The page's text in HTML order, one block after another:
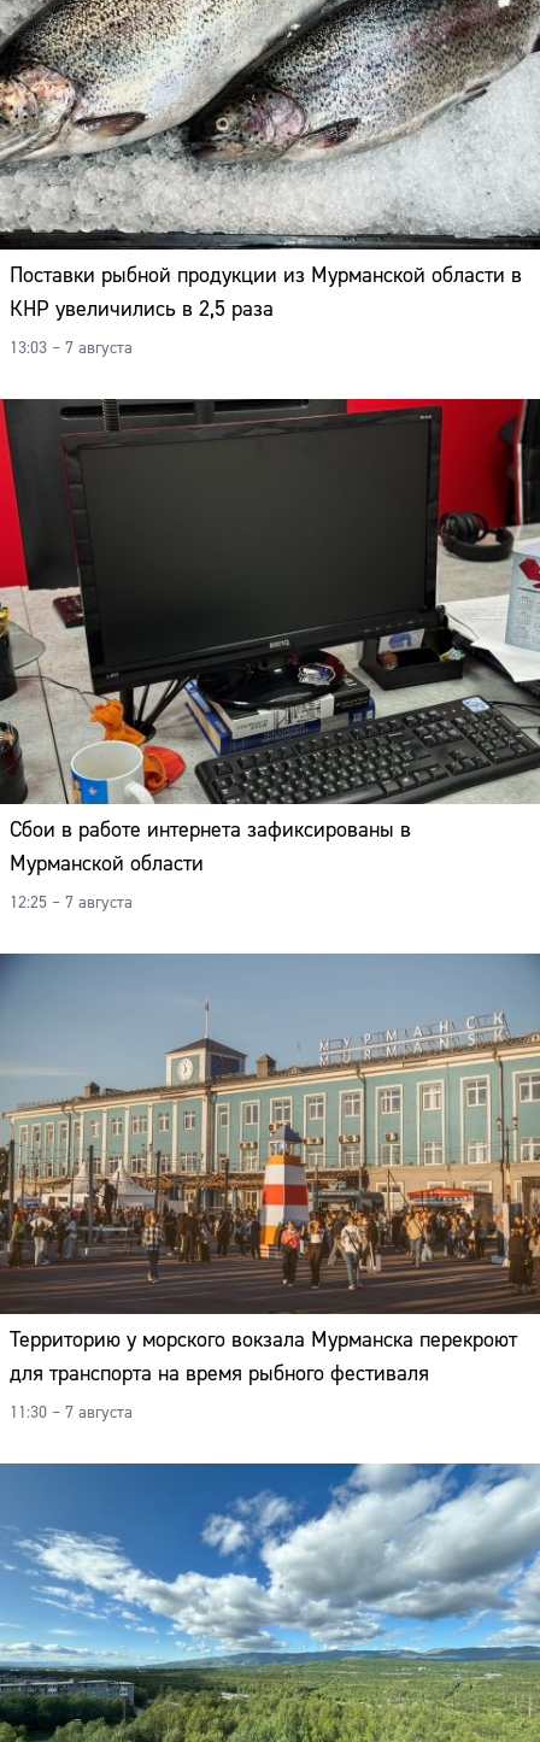
Поставки рыбной продукции из Мурманской области в
КНР увеличились в 2,5 раза
13:03 – 7 августа
Сбои в работе интернета зафиксированы в
Мурманской области
12:25 – 7 августа
Территорию у морского вокзала Мурманска перекроют
для транспорта на время рыбного фестиваля
11:30 – 7 августа
Сайт: